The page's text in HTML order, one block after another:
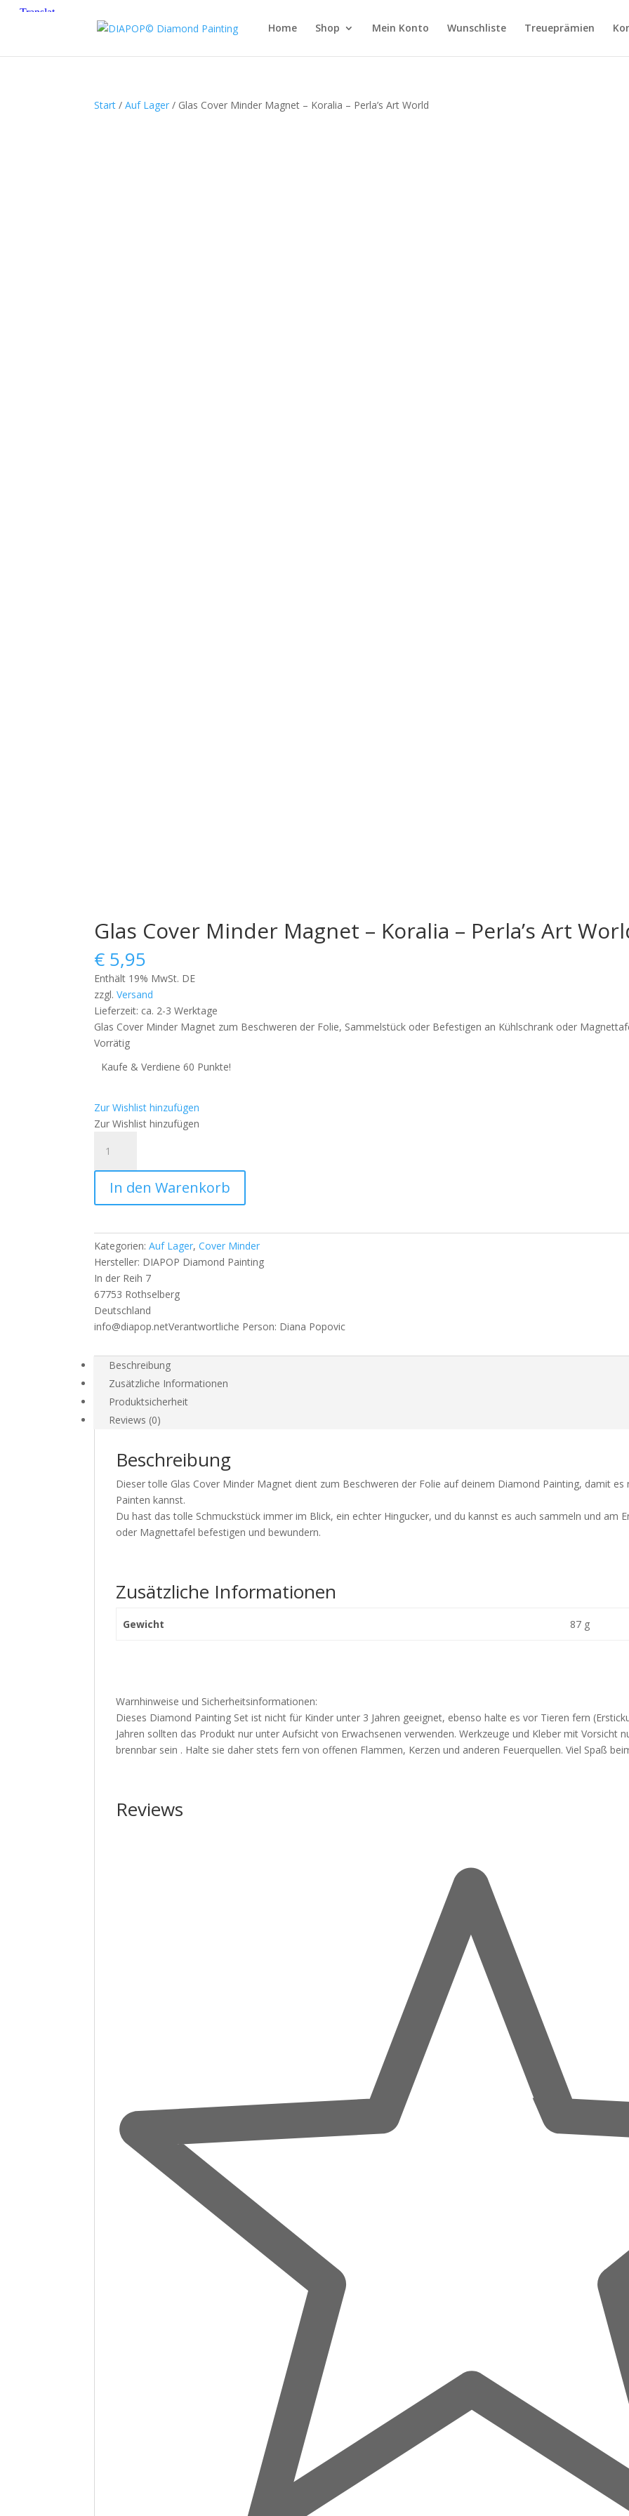
Home Shop Mein Konto Wunschliste Treueprämien
Start /Auf Lager / Glas Cover Minder Magnet – Koralia – Perla’s Art World
Glas Cover Minder Magnet – Koralia – Perla’s Art
€ 5,95
Enthält 19% MwSt. DE
zzgl.Versand
Lieferzeit: ca. 2-3 Werktage
Glas Cover Minder Magnet zum Beschweren der Folie, Sammelstück oder Befestigen an Kühlschrank oder
Vorrätig
Kaufe & Verdiene 60 Punkte!
Zur Wishlist hinzufügen
Zur Wishlist hinzufügen
Cover
Minder
Magnet
-
-
Perla's
Art
World
Menge
In den Warenkorb
Kategorien:Auf Lager,Cover Minder
Hersteller: DIAPOP Diamond Painting
In der Reih 7
67753 Rothselberg
Deutschland
info@diapop.netVerantwortliche Person: Diana Popovic
Beschreibung
Zusätzliche Informationen
Produktsicherheit
Reviews (0)
Beschreibung
Dieser tolle Glas Cover Minder Magnet dient zum Beschweren der Folie auf deinem Diamond Painting, damit
Painten kannst.
Du hast das tolle Schmuckstück immer im Blick, ein echter Hingucker, und du kannst es auch sammeln und am
oder Magnettafel befestigen und bewundern.
Zusätzliche Informationen
Gewicht 87 g
Warnhinweise und Sicherheitsinformationen:
Dieses Diamond Painting Set ist nicht für Kinder unter 3 Jahren geeignet, ebenso halte es vor Tieren fern
Jahren sollten das Produkt nur unter Aufsicht von Erwachsenen verwenden. Werkzeuge und Kleber mit Vorsicht
brennbar sein . Halte sie daher stets fern von offenen Flammen, Kerzen und anderen Feuerquellen. Viel Spaß
Reviews